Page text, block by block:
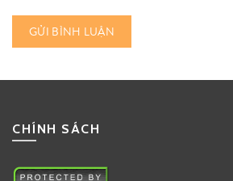
CHÍNH SÁCH